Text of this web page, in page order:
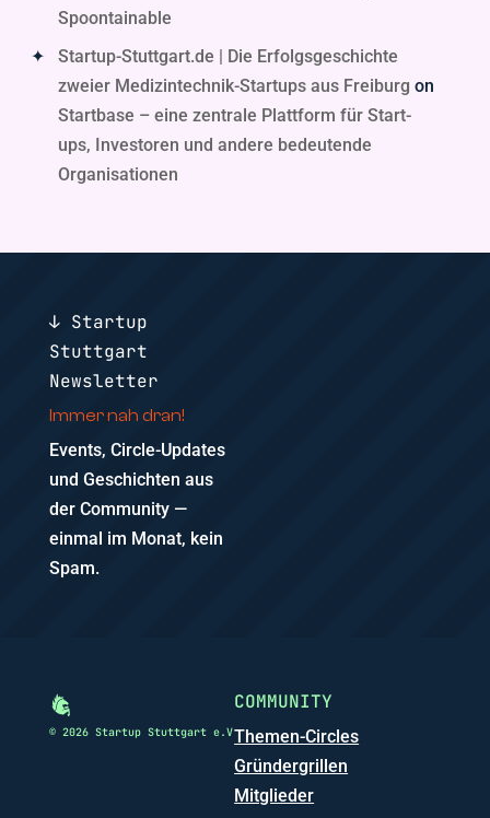
Spoontainable
Startup-Stuttgart.de | Die Erfolgsgeschichte
zweier Medizintechnik-Startups aus Freiburg on
Startbase – eine zentrale Plattform für Start-
ups, Investoren und andere bedeutende
Organisationen
↓ Startup
Stuttgart
Newsletter
Immer nah dran!
Events, Circle-Updates
und Geschichten aus
der Community —
einmal im Monat, kein
Spam.
© 2026 Startup Stuttgart e.V
COMMUNITY
Themen-Circles
Gründergrillen
Mitglieder